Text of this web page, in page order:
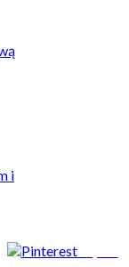
i
Zapisz